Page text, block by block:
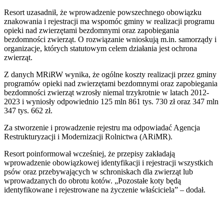
Resort uzasadnił, że wprowadzenie powszechnego obowiązku
znakowania i rejestracji ma wspomóc gminy w realizacji programu
opieki nad zwierzętami bezdomnymi oraz zapobiegania
bezdomności zwierząt. O rozwiązanie wnioskują m.in. samorządy i
organizacje, których statutowym celem działania jest ochrona
zwierząt.
Z danych MRiRW wynika, że ogólne koszty realizacji przez gminy
programów opieki nad zwierzętami bezdomnymi oraz zapobiegania
bezdomności zwierząt wzrosły niemal trzykrotnie w latach 2012-
2023 i wyniosły odpowiednio 125 mln 861 tys. 730 zł oraz 347 mln
347 tys. 662 zł.
Za stworzenie i prowadzenie rejestru ma odpowiadać Agencja
Restrukturyzacji i Modernizacji Rolnictwa (ARiMR).
Resort poinformował wcześniej, że przepisy zakładają
wprowadzenie obowiązkowej identyfikacji i rejestracji wszystkich
psów oraz przebywających w schroniskach dla zwierząt lub
wprowadzanych do obrotu kotów. „Pozostałe koty będą
identyfikowane i rejestrowane na życzenie właściciela” – dodał.